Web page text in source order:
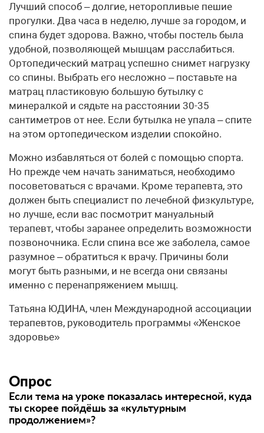
Лучший способ – долгие, неторопливые пешие
прогулки. Два часа в неделю, лучше за городом, и
спина будет здорова. Важно, чтобы постель была
удобной, позволяющей мышцам расслабиться.
Ортопедический матрац успешно снимет нагрузку
со спины. Выбрать его несложно – поставьте на
матрац пластиковую большую бутылку с
минералкой и сядьте на расстоянии 30-35
сантиметров от нее. Если бутылка не упала – спите
на этом ортопедическом изделии спокойно.
Можно избавляться от болей с помощью спорта.
Но прежде чем начать заниматься, необходимо
посоветоваться с врачами. Кроме терапевта, это
должен быть специалист по лечебной физкультуре,
но лучше, если вас посмотрит мануальный
терапевт, чтобы заранее определить возможности
позвоночника. Если спина все же заболела, самое
разумное – обратиться к врачу. Причины боли
могут быть разными, и не всегда они связаны
именно с перенапряжением мышц.
Татьяна ЮДИНА, член Международной ассоциации
терапевтов, руководитель программы «Женское
здоровье»
Опрос
Если тема на уроке показалась интересной, куда
ты скорее пойдёшь за «культурным
продолжением»?